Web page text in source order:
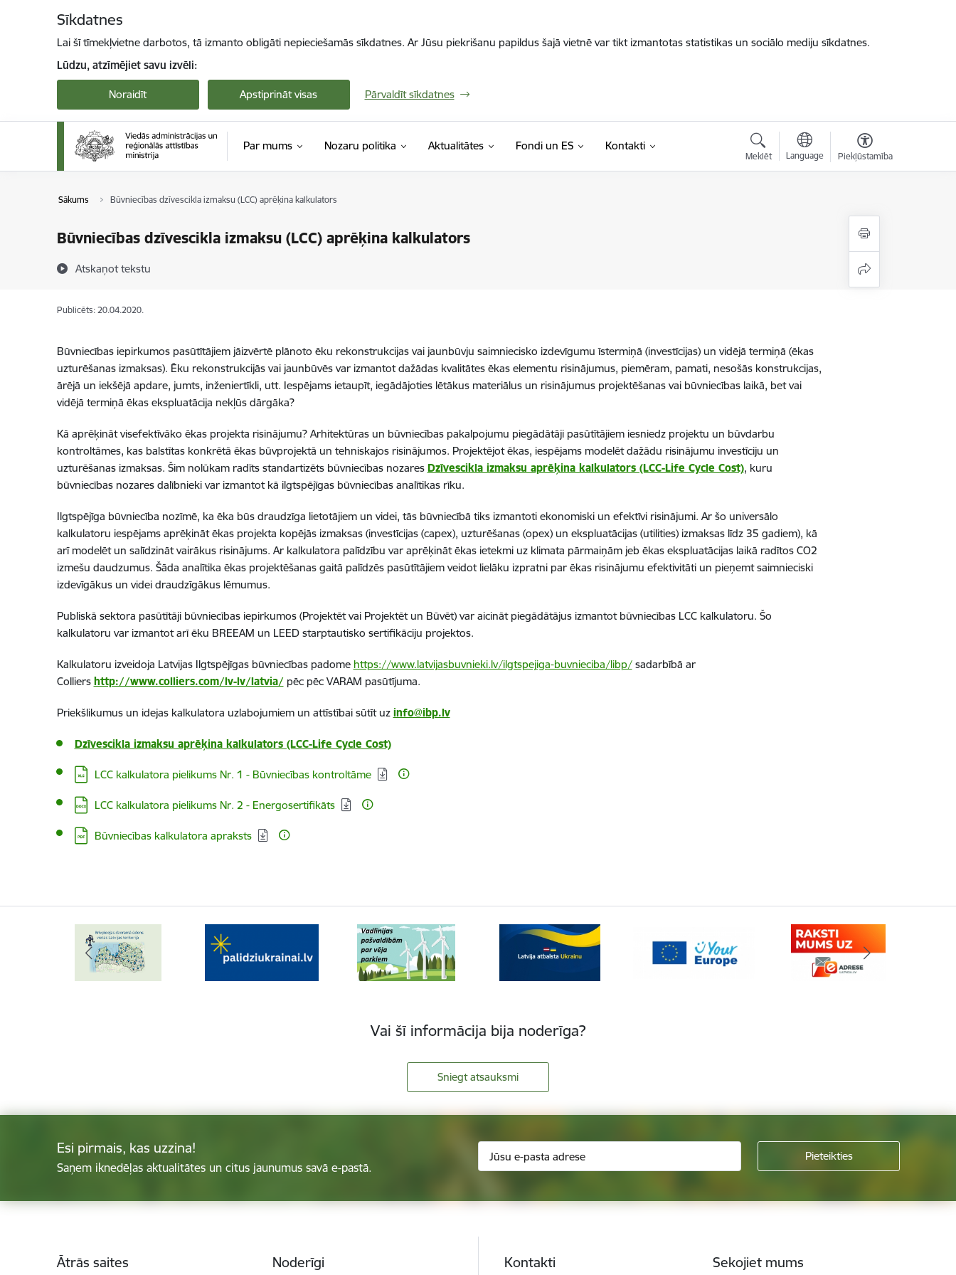
Sīkdatnes
Lai šī tīmekļvietne darbotos, tā izmanto obligāti nepieciešamās sīkdatnes. Ar Jūsu piekrišanu papildus šajā vietnē var tikt izmantotas statistikas un sociālo mediju sīkdatnes.
Lūdzu, atzīmējiet savu izvēli:
Noraidīt Apstiprināt visas Pārvaldīt sīkdatnes
Par mums Nozaru politika Aktualitātes Fondi un ES Kontakti
Meklēt Language Piekļūstamība
Sākums Būvniecības dzīvescikla izmaksu (LCC) aprēķina kalkulators
Būvniecības dzīvescikla izmaksu (LCC) aprēķina kalkulators
Atskaņot tekstu
Publicēts: 20.04.2020.
Būvniecības iepirkumos pasūtītājiem jāizvērtē plānoto ēku rekonstrukcijas vai jaunbūvju saimniecisko izdevīgumu īstermiņā (investīcijas) un vidējā termiņā (ēkas
uzturēšanas izmaksas). Ēku rekonstrukcijās vai jaunbūvēs var izmantot dažādas kvalitātes ēkas elementu risinājumus, piemēram, pamati, nesošās konstrukcijas,
ārējā un iekšējā apdare, jumts, inženiertīkli, utt. Iespējams ietaupīt, iegādājoties lētākus materiālus un risinājumus projektēšanas vai būvniecības laikā, bet vai
vidējā termiņā ēkas ekspluatācija nekļūs dārgāka?
Kā aprēķināt visefektīvāko ēkas projekta risinājumu? Arhitektūras un būvniecības pakalpojumu piegādātāji pasūtītājiem iesniedz projektu un būvdarbu
kontroltāmes, kas balstītas konkrētā ēkas būvprojektā un tehniskajos risinājumos. Projektējot ēkas, iespējams modelēt dažādu risinājumu investīciju un
uzturēšanas izmaksas. Šim nolūkam radīts standartizēts būvniecības nozares Dzīvescikla izmaksu aprēķina kalkulators (LCC-Life Cycle Cost), kuru
būvniecības nozares dalībnieki var izmantot kā ilgtspējīgas būvniecības analītikas rīku.
Ilgtspējīga būvniecība nozīmē, ka ēka būs draudzīga lietotājiem un videi, tās būvniecībā tiks izmantoti ekonomiski un efektīvi risinājumi. Ar šo universālo
kalkulatoru iespējams aprēķināt ēkas projekta kopējās izmaksas (investīcijas (capex), uzturēšanas (opex) un ekspluatācijas (utilities) izmaksas līdz 35 gadiem), kā
arī modelēt un salīdzināt vairākus risinājums. Ar kalkulatora palīdzību var aprēķināt ēkas ietekmi uz klimata pārmaiņām jeb ēkas ekspluatācijas laikā radītos CO2
izmešu daudzumus. Šāda analītika ēkas projektēšanas gaitā palīdzēs pasūtītājiem veidot lielāku izpratni par ēkas risinājumu efektivitāti un pieņemt saimnieciski
izdevīgākus un videi draudzīgākus lēmumus.
Publiskā sektora pasūtītāji būvniecības iepirkumos (Projektēt vai Projektēt un Būvēt) var aicināt piegādātājus izmantot būvniecības LCC kalkulatoru. Šo
kalkulatoru var izmantot arī ēku BREEAM un LEED starptautisko sertifikāciju projektos.
Kalkulatoru izveidoja Latvijas Ilgtspējīgas būvniecības padome https://www.latvijasbuvnieki.lv/ilgtspejiga-buvnieciba/libp/sadarbībā ar
Colliers http://www.colliers.com/lv-lv/latvia/ pēc pēc VARAM pasūtījuma.
Priekšlikumus un idejas kalkulatora uzlabojumiem un attīstībai sūtīt uz info@ibp.lv
Dzīvescikla izmaksu aprēķina kalkulators (LCC-Life Cycle Cost)
Lejupielādēt:
LCC kalkulatora pielikums Nr. 1 - Būvniecības kontroltāme
Lejupielādēt:
LCC kalkulatora pielikums Nr. 2 - Energosertifikāts
Lejupielādēt:
Būvniecības kalkulatora apraksts
Vai šī informācija bija noderīga?
Sniegt atsauksmi
Esi pirmais, kas uzzina!
Saņem iknedēļas aktualitātes un citus jaunumus savā e-pastā.
Ātrās saites Noderīgi Kontakti Sekojiet mums